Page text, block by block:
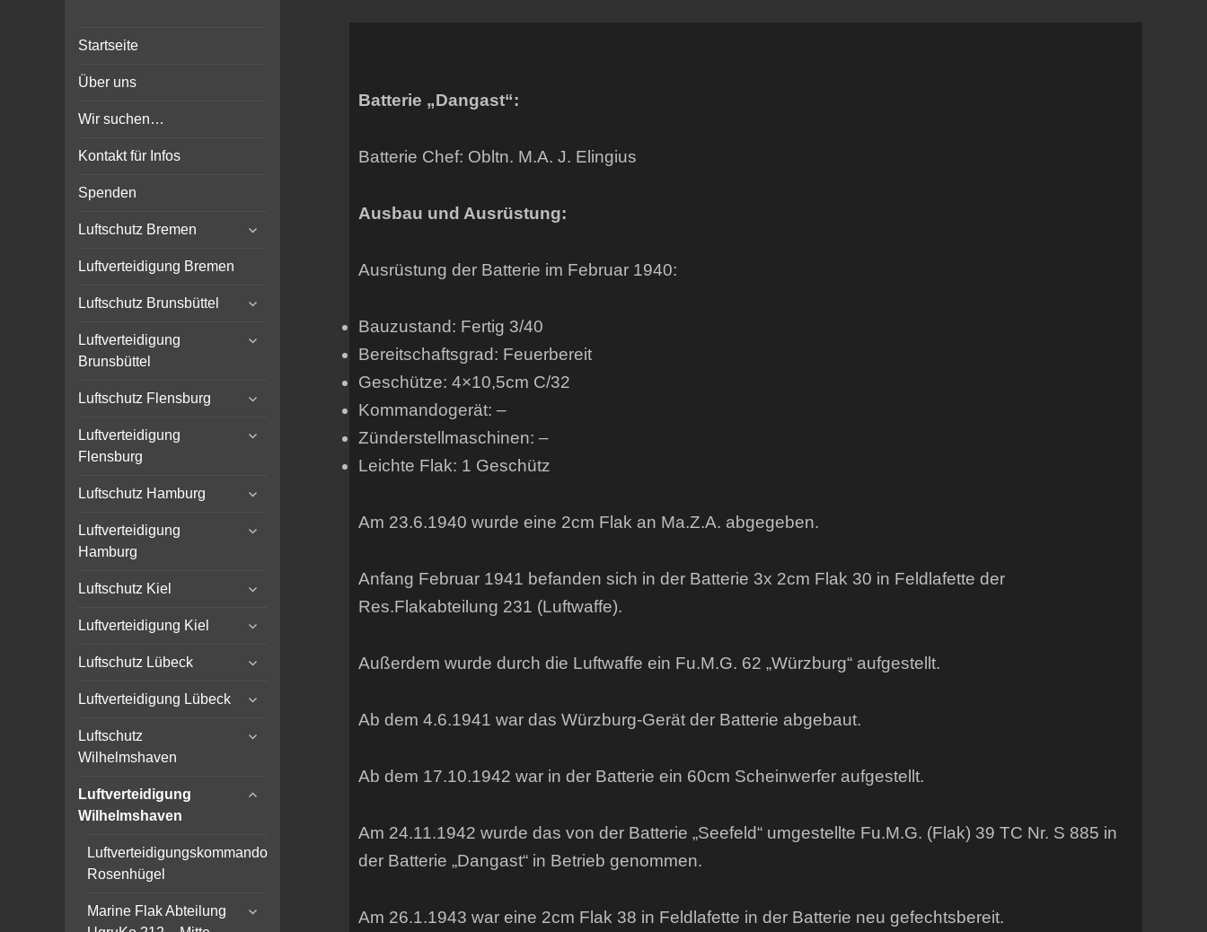
Bunker-Kiel.com
Wilhelmshaven Flensburg
Rendsburg Luftschutz Stollen
Startseite
Über uns
Wir suchen…
Kontakt für Infos
Spenden
Luftschutz Bremen
expand
Luftverteidigung Bremen
Luftschutz Brunsbüttel
expand
menu
Luftverteidigung
Brunsbüttel
expand
Luftschutz Flensburg
expand
menu
Luftverteidigung
Flensburg
expand
Luftschutz Hamburg
expand
menu
Luftverteidigung
Hamburg
expand
Luftschutz Kiel
expand
menu
Luftverteidigung Kiel
expand
menu
Luftschutz Lübeck
expand
menu
Luftverteidigung Lübeck
expand
menu
Luftschutz
Wilhelmshaven
expand
Luftverteidigung
Wilhelmshaven
expand
Luftverteidigungskommando
Rosenhügel
Marine Flak Abteilung
expand
Batterie „Dangast“:
Batterie Chef: Obltn. M.A. J. Elingius
Ausbau und Ausrüstung:
Ausrüstung der Batterie im Februar 1940:
Bauzustand: Fertig 3/40
Bereitschaftsgrad: Feuerbereit
Geschütze: 4×10,5cm C/32
Kommandogerät: –
Zünderstellmaschinen: –
Leichte Flak: 1 Geschütz
Am 23.6.1940 wurde eine 2cm Flak an Ma.Z.A. abgegeben.
Anfang Februar 1941 befanden sich in der Batterie 3x 2cm Flak 30 in Feldlafette der
Res.Flakabteilung 231 (Luftwaffe).
Außerdem wurde durch die Luftwaffe ein Fu.M.G. 62 „Würzburg“ aufgestellt.
Ab dem 4.6.1941 war das Würzburg-Gerät der Batterie abgebaut.
Ab dem 17.10.1942 war in der Batterie ein 60cm Scheinwerfer aufgestellt.
Am 24.11.1942 wurde das von der Batterie „Seefeld“ umgestellte Fu.M.G. (Flak) 39 TC Nr. S 885 in
der Batterie „Dangast“ in Betrieb genommen.
Am 26.1.1943 war eine 2cm Flak 38 in Feldlafette in der Batterie neu gefechtsbereit.